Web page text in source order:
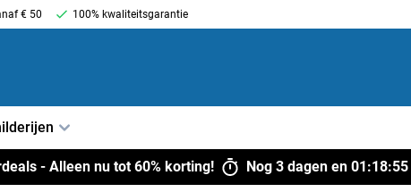
€ 50 100% kwaliteitsgarantie
- Alleen nu tot 60% korting! Nog 3 dagen en 01:18:55